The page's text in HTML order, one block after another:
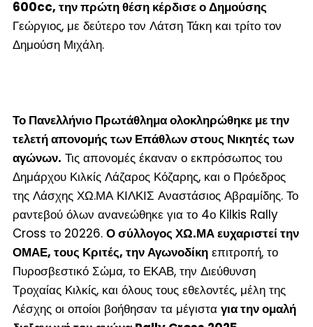
600cc, την πρώτη θέση κέρδισε ο Δημούσης
Γεώργιος, με δεύτερο τον Λάτση Τάκη και τρίτο τον
Δημούση Μιχάλη.
Το Πανελλήνιο Πρωτάθλημα ολοκληρώθηκε με την
τελετή απονομής των Επάθλων στους Νικητές των
αγώνων. Τις απονομές έκαναν ο εκπρόσωπος του
Δημάρχου Κιλκίς Λάζαρος Κόζαρης, και ο Πρόεδρος
της Λάσχης ΧΩ.ΜΑ ΚΙΛΚΙΣ Αναστάσιος Αβραμίδης. Το
ραντεβού όλων ανανεώθηκε για το 4οKilkis Rally
Cross το 20226. Ο σύλλογος ΧΩ.ΜΑ ευχαριστεί την
ΟΜΑΕ, τους Κριτές, την Αγωνοδίκηεπιτροπή, το
Πυροσβεστικό Σώμα, το ΕΚΑΒ, την Διεύθυνση
Τροχαίας Κιλκίς, και όλους τους εθελοντές, μέλη της
Λέσχης οι οποίοι βοήθησαν τα μέγιστα για την ομαλή